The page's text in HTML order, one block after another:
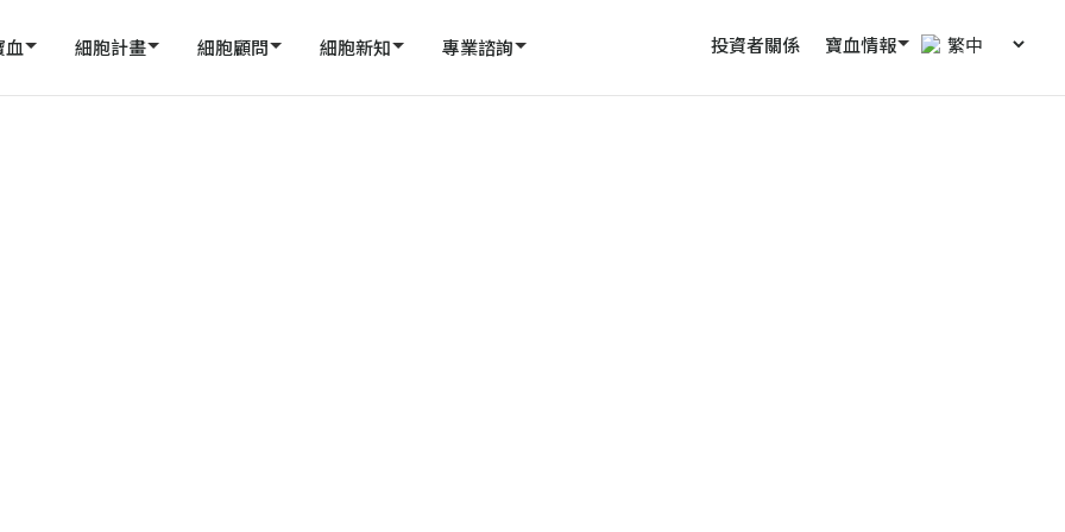
細胞計畫 細胞顧問 細胞新知 專業諮詢 投資者關係 寶血情報